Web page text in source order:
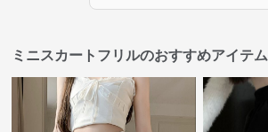
ミニスカートフリルのおすすめアイテム